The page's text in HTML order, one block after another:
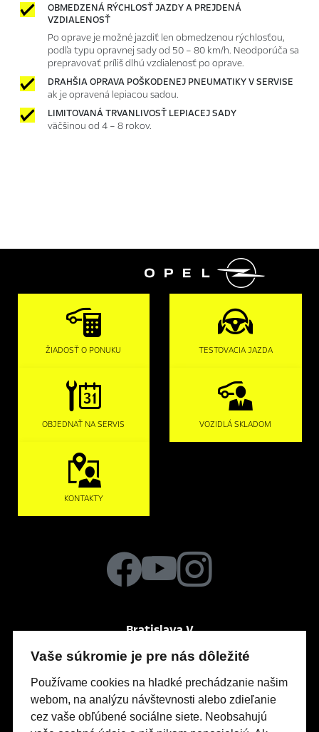
OBMEDZENÁ RÝCHLOSŤ JAZDY A PREJDENÁ
VZDIALENOSŤ
Po oprave je možné jazdiť len obmedzenou rýchlosťou,
podľa typu opravnej sady od 50 – 80 km/h. Neodporúča sa
prepravovať príliš dlhú vzdialenosť po oprave.
DRAHŠIA OPRAVA POŠKODENEJ PNEUMATIKY V SERVISE
ak je opravená lepiacou sadou.
LIMITOVANÁ TRVANLIVOSŤ LEPIACEJ SADY
väčšinou od 4 – 8 rokov.

ŽIADOSŤ O PONUKU TESTOVACIA JAZDA
OBJEDNAŤ NA SERVIS VOZIDLÁ SKLADOM
KONTAKTY
Bratislava V
Modely Opel
Vaše súkromie je pre nás dôležité
Používame cookies na hladké prechádzanie našim
webom, na analýzu návštevnosti alebo zdieľanie
cez vaše obľúbené sociálne siete. Neobsahujú